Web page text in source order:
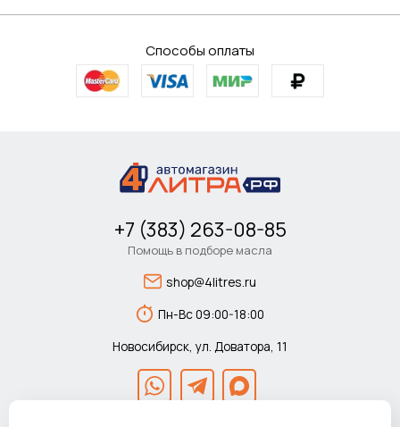
Способы оплаты
+7 (383) 263-08-85
Помощь в подборе масла
shop@4litres.ru
Пн-Вс 09:00-18:00
Новосибирск, ул. Доватора, 11